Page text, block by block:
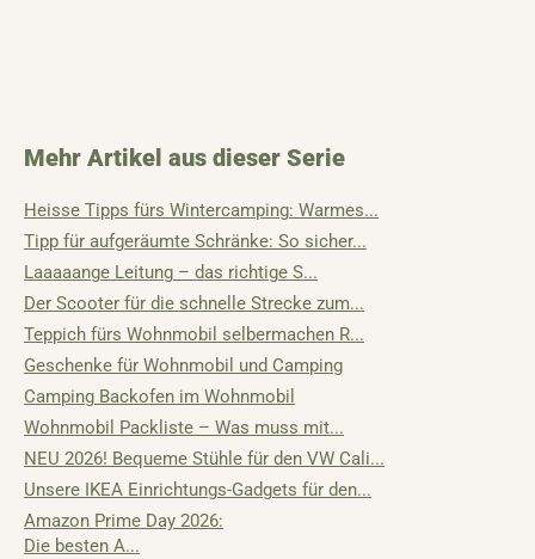
Mehr Artikel aus dieser Serie
Heisse Tipps fürs Wintercamping: Warmes...
Tipp für aufgeräumte Schränke: So sicher...
Laaaaange Leitung – das richtige S...
Der Scooter für die schnelle Strecke zum...
Teppich fürs Wohnmobil selbermachen R...
Geschenke für Wohnmobil und Camping
Camping Backofen im Wohnmobil
Wohnmobil Packliste – Was muss mit...
NEU 2026! Bequeme Stühle für den VW Cali...
Unsere IKEA Einrichtungs-Gadgets für den...
Amazon Prime Day 2026:
Die besten A...